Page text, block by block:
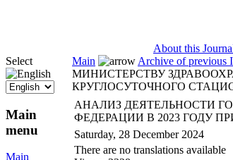
About this
Select
Main
menu
Main
Main Archive of previous
МИНИСТЕРСТВУ
КРУГЛОСУТОЧНОГО
АНАЛИЗ ДЕЯТЕЛЬНОСТИ
ФЕДЕРАЦИИ В 2023 ГОДУ
Saturday, 28 December 2024
There are no translations available